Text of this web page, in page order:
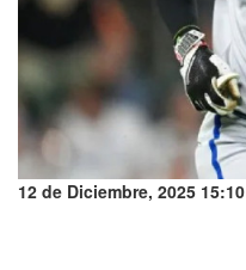
12 de Diciembre, 2025 15:10